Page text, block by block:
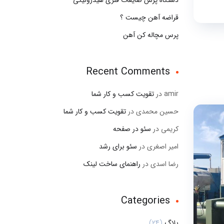
قراضه آهن چیست ؟
پرس مچاله کن آهن
Recent Comments
amirدر تقویت کسب و کار شما
حسین محمدیدر تقویت کسب و کار شما
کریمی در سئو در صفحه
امیر اصغریدر سئو برای رشد
رضا اسدیدر راهنمای ساخت لینک
Categories